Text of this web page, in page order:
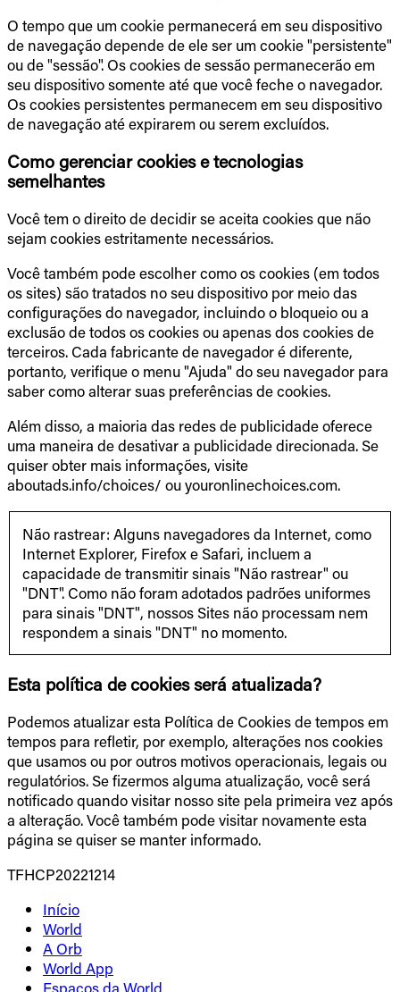
O tempo que um cookie permanecerá em seu dispositivo
de navegação depende de ele ser um cookie "persistente"
ou de "sessão". Os cookies de sessão permanecerão em
seu dispositivo somente até que você feche o navegador.
Os cookies persistentes permanecem em seu dispositivo
de navegação até expirarem ou serem excluídos.
Como gerenciar cookies e tecnologias
semelhantes
Você tem o direito de decidir se aceita cookies que não
sejam cookies estritamente necessários.
Você também pode escolher como os cookies (em todos
os sites) são tratados no seu dispositivo por meio das
configurações do navegador, incluindo o bloqueio ou a
exclusão de todos os cookies ou apenas dos cookies de
terceiros. Cada fabricante de navegador é diferente,
portanto, verifique o menu "Ajuda" do seu navegador para
saber como alterar suas preferências de cookies.
Além disso, a maioria das redes de publicidade oferece
uma maneira de desativar a publicidade direcionada. Se
quiser obter mais informações, visite
aboutads.info/choices/ ou youronlinechoices.com.
Não rastrear: Alguns navegadores da Internet, como
Internet Explorer, Firefox e Safari, incluem a
capacidade de transmitir sinais "Não rastrear" ou
"DNT". Como não foram adotados padrões uniformes
para sinais "DNT", nossos Sites não processam nem
respondem a sinais "DNT" no momento.
Esta política de cookies será atualizada?
Podemos atualizar esta Política de Cookies de tempos em
tempos para refletir, por exemplo, alterações nos cookies
que usamos ou por outros motivos operacionais, legais ou
regulatórios. Se fizermos alguma atualização, você será
notificado quando visitar nosso site pela primeira vez após
a alteração. Você também pode visitar novamente esta
página se quiser se manter informado.
TFHCP20221214
Início
World
A Orb
World App
Espaços da World